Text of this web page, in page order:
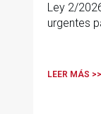
Ley 2/
urgentes
LEER MÁS >>